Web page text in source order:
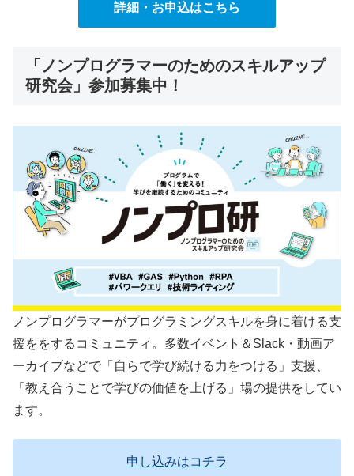
詳細・お申込はこちら
「ノンプログラマーのためのスキルアップ
研究会」参加募集中！
ノンプログラマーがプログラミングスキルを身に着ける支
援ををするコミュニティ。多数イベント＆Slack・動画ア
ーカイブなどで「自らで学び続ける力をつける」支援、
「教え合うことで学びの価値を上げる」場の提供をしてい
ます。
申し込みはコチラ